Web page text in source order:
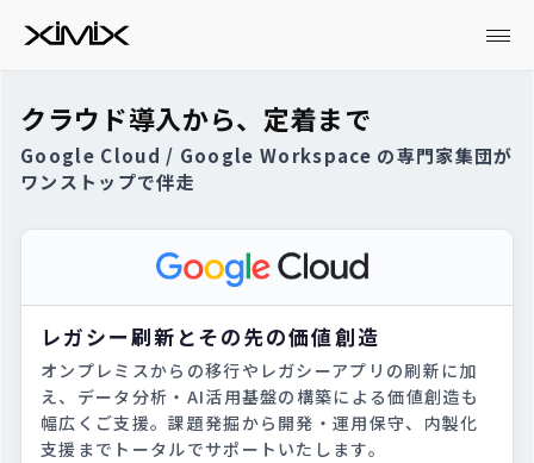
クラウド導入から、定着まで
Google Cloud / Google Workspace の専門家集団が
ワンストップで伴走
レガシー刷新とその先の価値創造
オンプレミスからの移行やレガシーアプリの刷新に加
え、データ分析・AI活用基盤の構築による価値創造も
幅広くご支援。課題発掘から開発・運用保守、内製化
支援までトータルでサポートいたします。